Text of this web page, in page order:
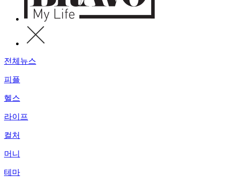
전체뉴스
피플
헬스
라이프
컬처
머니
테마